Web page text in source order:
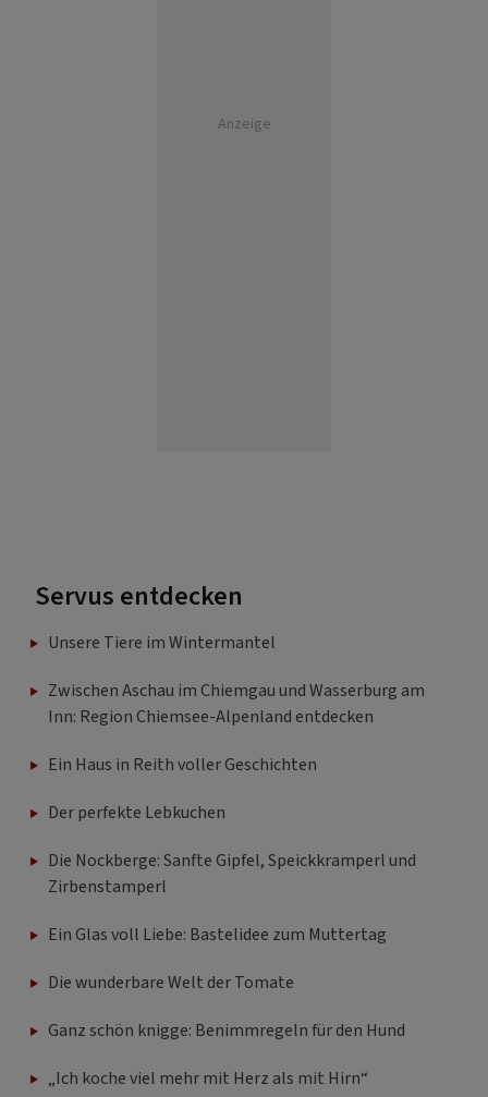
Anzeige
Servus entdecken
Unsere Tiere im Wintermantel
Zwischen Aschau im Chiemgau und Wasserburg am
Inn: Region Chiemsee-Alpenland entdecken
Ein Haus in Reith voller Geschichten
Der perfekte Lebkuchen
Die Nockberge: Sanfte Gipfel, Speickkramperl und
Zirbenstamperl
Ein Glas voll Liebe: Bastelidee zum Muttertag
Die wunderbare Welt der Tomate
Ganz schön knigge: Benimmregeln für den Hund
„Ich koche viel mehr mit Herz als mit Hirn“